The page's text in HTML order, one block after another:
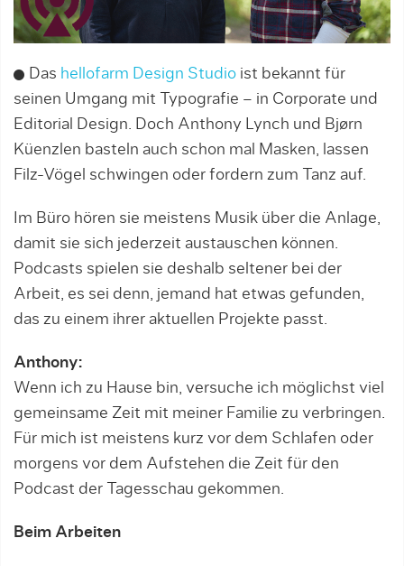
Das hellofarm Design Studio ist bekannt für
seinen Umgang mit Typografie – in Corporate und
Editorial Design. Doch Anthony Lynch und Bjørn
Küenzlen basteln auch schon mal Masken, lassen
Filz-Vögel schwingen oder fordern zum Tanz auf.
Im Büro hören sie meistens Musik über die Anlage,
damit sie sich jederzeit austauschen können.
Podcasts spielen sie deshalb seltener bei der
Arbeit, es sei denn, jemand hat etwas gefunden,
das zu einem ihrer aktuellen Projekte passt.
Anthony:
Wenn ich zu Hause bin, versuche ich möglichst viel
gemeinsame Zeit mit meiner Familie zu verbringen.
Für mich ist meistens kurz vor dem Schlafen oder
morgens vor dem Aufstehen die Zeit für den
Podcast der Tagesschau gekommen.
Beim Arbeiten